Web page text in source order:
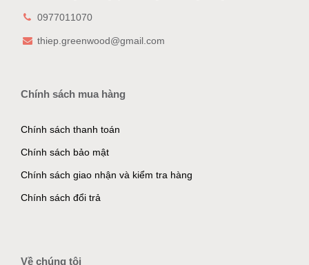
0977011070
thiep.greenwood@gmail.com
Chính sách mua hàng
Chính sách thanh toán
Chính sách bảo mật
Chính sách giao nhận và kiểm tra hàng
Chính sách đổi trả
Về chúng tôi